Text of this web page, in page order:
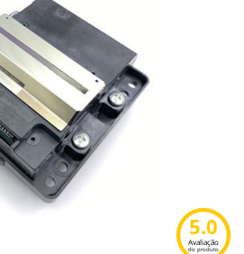
5.0
Avaliação
do produto